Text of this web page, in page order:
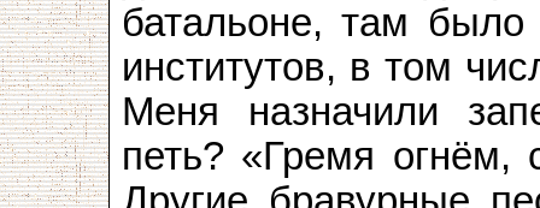
батальоне, там было
институтов, в том
Меня назначили
петь? «Гремя огнём,